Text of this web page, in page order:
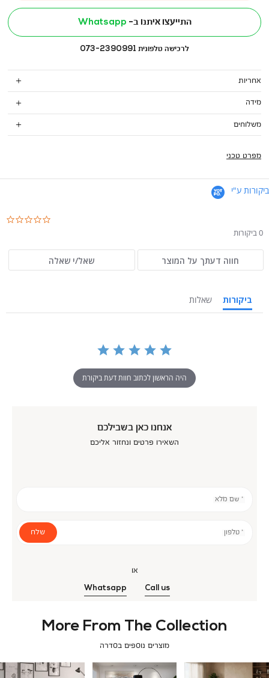
התייעצו איתנו ב- Whatsapp
לרכישה טלפונית 073-2390991
אחריות
מידה
משלוחים
מפרט טכני
ביקורות ע"י
0 ביקורות
חווה דעתך על המוצר שאל/י שאלה
ביקורות שאלות
היה הראשון לכתוב חוות דעת ביקורת
אנחנו כאן בשבילכם
השאירו פרטים ונחזור אליכם
* שם מלא
* טלפון שלח
או
Call us
Whatsapp
More From The Collection
מוצרים נוספים בסדרה